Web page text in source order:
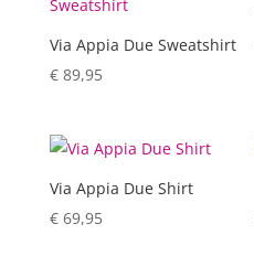
Via Appia Due Sweatshirt
€89,95
Via Appia Due Shirt
€69,95